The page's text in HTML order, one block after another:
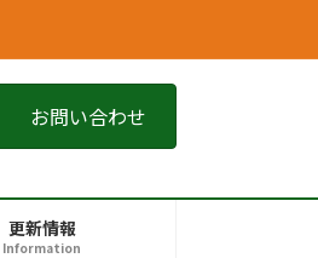
お問い合わせ
更新情報
Information